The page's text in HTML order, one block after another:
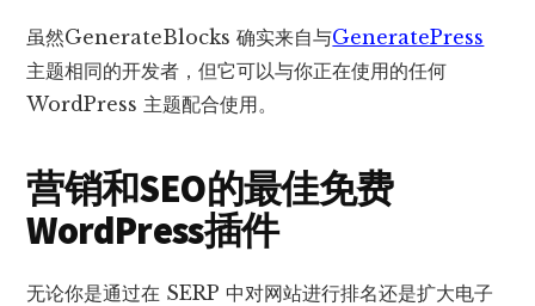
虽然GenerateBlocks 确实来自与GeneratePress
主题相同的开发者，但它可以与你正在使用的任何
WordPress 主题配合使用。
营销和SEO的最佳免费
WordPress插件
无论你是通过在 SERP 中对网站进行排名还是扩大电子